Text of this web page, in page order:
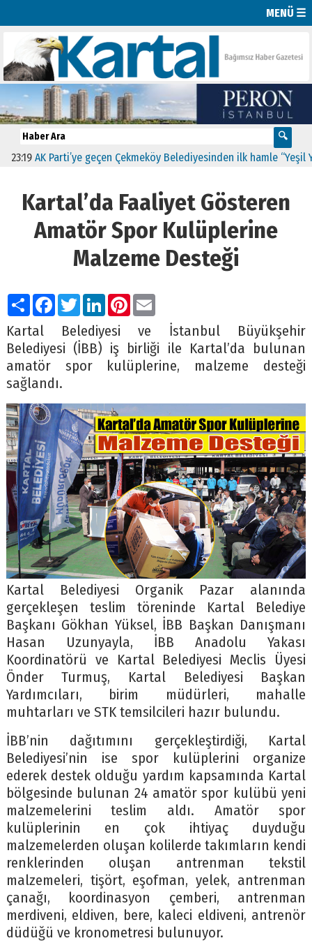
MENÜ ☰
AK Parti’ye geçen Çekmeköy Belediyesinden ilk hamle “Yeşil Yol
Kartal’da Faaliyet Gösteren
Amatör Spor Kulüplerine
Malzeme Desteği
PaylaşFacebook
TwitterLinkedIn
Pinterest
Email
Kartal Belediyesi ve İstanbul Büyükşehir
Belediyesi (İBB) iş birliği ile Kartal’da bulunan
amatör spor kulüplerine, malzeme desteği
sağlandı.
Kartal Belediyesi Organik Pazar alanında
gerçekleşen teslim töreninde Kartal Belediye
Başkanı Gökhan Yüksel, İBB Başkan Danışmanı
Hasan Uzunyayla, İBB Anadolu Yakası
Koordinatörü ve Kartal Belediyesi Meclis Üyesi
Önder Turmuş, Kartal Belediyesi Başkan
Yardımcıları, birim müdürleri, mahalle
muhtarları ve STK temsilcileri hazır bulundu.
İBB’nin dağıtımını gerçekleştirdiği, Kartal
Belediyesi’nin ise spor kulüplerini organize
ederek destek olduğu yardım kapsamında Kartal
bölgesinde bulunan 24 amatör spor kulübü yeni
malzemelerini teslim aldı. Amatör spor
kulüplerinin en çok ihtiyaç duyduğu
malzemelerden oluşan kolilerde takımların kendi
renklerinden oluşan antrenman tekstil
malzemeleri, tişört, eşofman, yelek, antrenman
çanağı, koordinasyon çemberi, antrenman
merdiveni, eldiven, bere, kaleci eldiveni, antrenör
düdüğü ve kronometresi bulunuyor.